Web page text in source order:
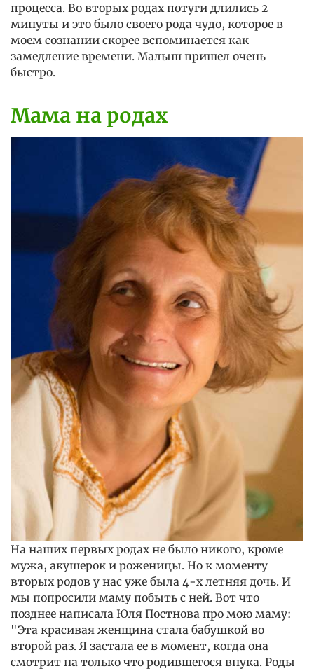
процесса. Во вторых родах потуги длились 2
минуты и это было своего рода чудо, которое в
моем сознании скорее вспоминается как
замедление времени. Малыш пришел очень
быстро.
Мама на родах
На наших первых родах не было никого, кроме
мужа, акушерок и роженицы. Но к моменту
вторых родов у нас уже была 4-х летняя дочь. И
мы попросили маму побыть с ней. Вот что
позднее написала Юля Постнова про мою маму:
"Эта красивая женщина стала бабушкой во
второй раз. Я застала ее в момент, когда она
смотрит на только что родившегося внука. Роды